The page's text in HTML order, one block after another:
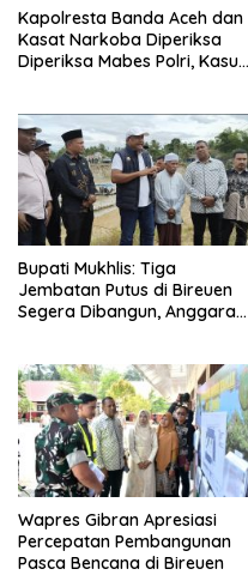
Kapolresta Banda Aceh dan
Kasat Narkoba Diperiksa
Diperiksa Mabes Polri, Kasus
Bupati Mukhlis: Tiga
Jembatan Putus di Bireuen
Segera Dibangun, Anggaran
Wapres Gibran Apresiasi
Percepatan Pembangunan
Pasca Bencana di Bireuen